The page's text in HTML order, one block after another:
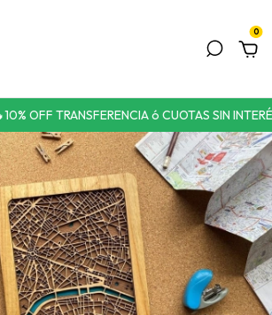
0
OFF TRANSFERENCIA ó CUOTAS SIN